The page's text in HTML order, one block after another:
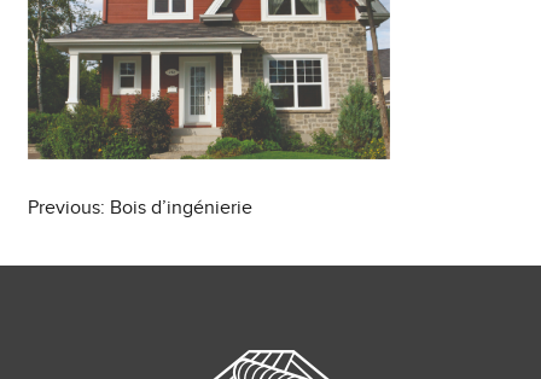
Post
navigation
Previous: Bois d’ingénierie